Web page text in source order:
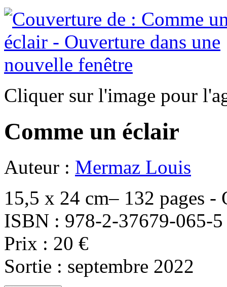
Cliquer sur l'image pour
Comme un éclair
Auteur : Mermaz Louis
15,5 x 24 cm– 132 pages
ISBN : 978-2-37679-065-5
Prix : 20 €
Sortie : septembre 2022